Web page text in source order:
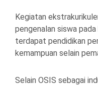
Kegiatan
pengenalan siswa
terdapat pendidikan
kemampuan selain
Selain OSIS sebagai